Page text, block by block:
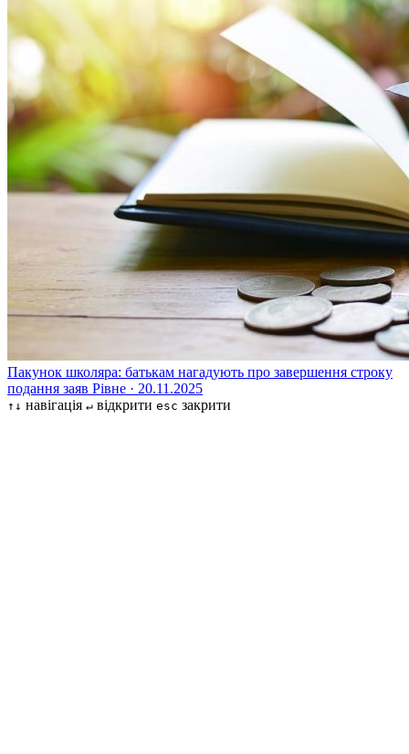
Пакунок школяра: батькам нагадують про завершення строку
подання заяв Рівне · 20.11.2025
↑↓ навігація ↵ відкрити esc закрити